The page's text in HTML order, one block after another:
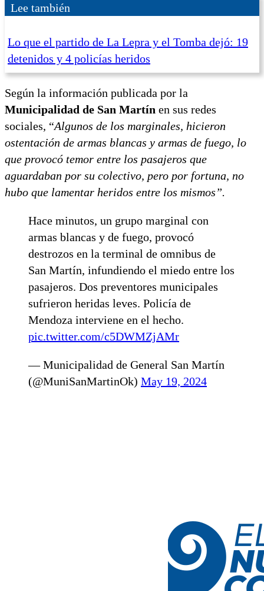
Lee también
Lo que el partido de La Lepra y el Tomba dejó: 19
detenidos y 4 policías heridos
Según la información publicada por la
Municipalidad de San Martín en sus redes
sociales, “Algunos de los marginales, hicieron
ostentación de armas blancas y armas de fuego, lo
que provocó temor entre los pasajeros que
aguardaban por su colectivo, pero por fortuna, no
hubo que lamentar heridos entre los mismos”.
Hace minutos, un grupo marginal con
armas blancas y de fuego, provocó
destrozos en la terminal de omnibus de
San Martín, infundiendo el miedo entre los
pasajeros. Dos preventores municipales
sufrieron heridas leves. Policía de
Mendoza interviene en el hecho.
pic.twitter.com/c5DWMZjAMr
— Municipalidad de General San Martín
(@MuniSanMartinOk) May 19, 2024